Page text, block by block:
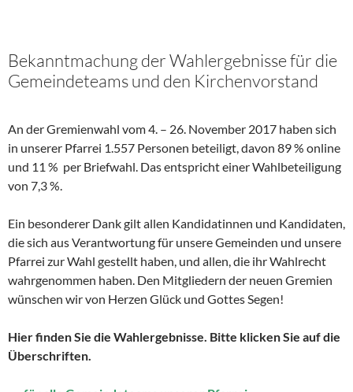
Bekanntmachung der Wahlergebnisse für die
Gemeindeteams und den Kirchenvorstand
An der Gremienwahl vom 4. – 26. November 2017 haben sich
in unserer Pfarrei 1.557 Personen beteiligt, davon 89 % online
und 11 % per Briefwahl. Das entspricht einer Wahlbeteiligung
von 7,3 %.
Ein besonderer Dank gilt allen Kandidatinnen und Kandidaten,
die sich aus Verantwortung für unsere Gemeinden und unsere
Pfarrei zur Wahl gestellt haben, und allen, die ihr Wahlrecht
wahrgenommen haben. Den Mitgliedern der neuen Gremien
wünschen wir von Herzen Glück und Gottes Segen!
Hier finden Sie die Wahlergebnisse. Bitte klicken Sie auf die
Überschriften.